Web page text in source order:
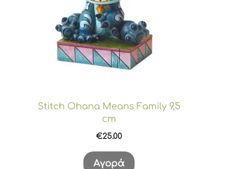
Stitch Ohana Means Family 9,5
cm
€25.00
Αγορά